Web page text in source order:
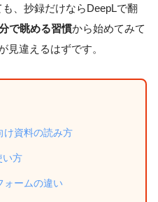
も、抄録だけならDeepLで翻
で眺める習慣から始めてみて
見違えるはずです。
け資料の読み方
い方
ォームの違い